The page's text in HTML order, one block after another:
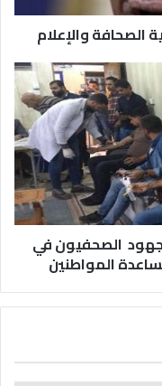
الصحافة والإعلام
الصحفيون في
المواطنين